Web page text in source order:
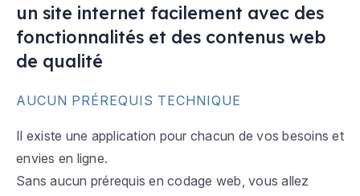
un site internet facilement avec des
fonctionnalités et des contenus web
de qualité
AUCUN PRÉREQUIS TECHNIQUE
Il existe une application pour chacun de vos besoins et
envies en ligne.
Sans aucun prérequis en codage web, vous allez